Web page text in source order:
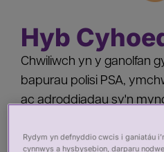
Hyb
Chwiliwch yn y ganolfan
bapurau polisi PSA,
ac adroddiadau sy'n
Mae hwn yn cael ei
Rydym yn defnyddio cwcis i ganiatáu
cynnwys a hysbysebion, darparu